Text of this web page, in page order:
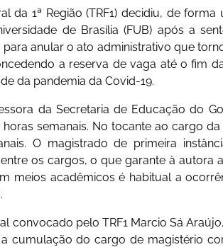
da 1ª Região (TRF1) decidiu, de forma
de Brasília (FUB) após a
anular o ato administrativo que
a reserva de vaga até o fim
da pandemia da Covid-19.
da Secretaria de Educação do
semanais. No tocante ao cargo
O magistrado de primeira
os cargos, o que garante à autora
meios acadêmicos é habitual a
convocado pelo TRF1 Marcio Sá
cumulação do cargo de magistério